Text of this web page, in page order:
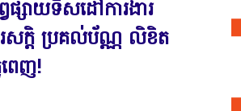
ផ្សាយទិសដៅការងារ
សក្តិ ប្រគល់ប័ណ្ណ លិខិត
េញ!